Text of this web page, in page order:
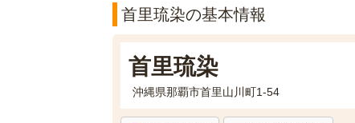
首里琉染の基本情報
首里琉染
沖縄県那覇市首里山川町1-54